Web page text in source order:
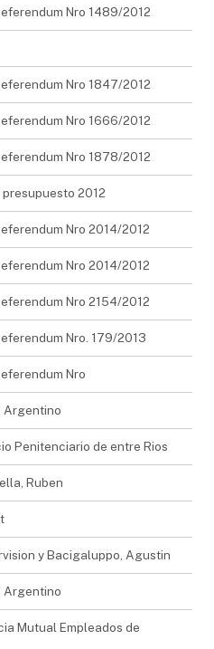
Nro 1489/2012
Nro 1847/2012
Nro 1666/2012
Nro 1878/2012
2012
Nro 2014/2012
Nro 2014/2012
Nro 2154/2012
Nro. 179/2013
Nro
Argentino
Penitenciario de entre Rios
Ruben
y Bacigaluppo, Agustin
Argentino
Mutual Empleados de